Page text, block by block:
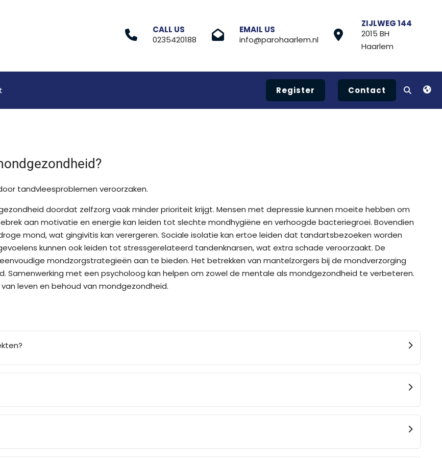
CALL US
0235420188
EMAIL US
info@parohaarlem.nl
ZIJLWEG 144
2015 BH
Haarlem
Register Contact
tandvleesproblemen veroorzaken.
doordat zelfzorg vaak minder prioriteit krijgt. Mensen met depressie kunnen moeite hebben om
aan motivatie en energie kan leiden tot slechte mondhygiëne en verhoogde bacteriegroei. Bovendien
mond, wat gingivitis kan verergeren. Sociale isolatie kan ertoe leiden dat tandartsbezoeken worden
kunnen ook leiden tot stressgerelateerd tandenknarsen, wat extra schade veroorzaakt. De
mondzorgstrategieën aan te bieden. Het betrekken van mantelzorgers bij de mondverzorging
Samenwerking met een psycholoog kan helpen om zowel de mentale als mondgezondheid te verbeteren.
leven en behoud van mondgezondheid.